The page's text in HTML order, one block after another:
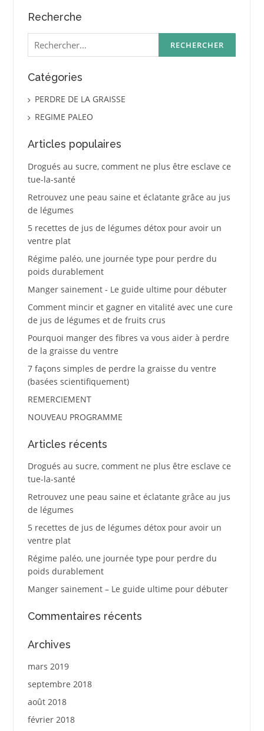
Recherche
Rechercher :
Catégories
PERDRE DE LA GRAISSE
REGIME PALEO
Articles populaires
Drogués au sucre, comment ne plus être esclave ce
tue-la-santé
Retrouvez une peau saine et éclatante grâce au jus
de légumes
5 recettes de jus de légumes détox pour avoir un
ventre plat
Régime paléo, une journée type pour perdre du
poids durablement
Manger sainement - Le guide ultime pour débuter
Comment mincir et gagner en vitalité avec une cure
de jus de légumes et de fruits crus
Pourquoi manger des fibres va vous aider à perdre
de la graisse du ventre
7 façons simples de perdre la graisse du ventre
(basées scientifiquement)
REMERCIEMENT
NOUVEAU PROGRAMME
Articles récents
Drogués au sucre, comment ne plus être esclave ce
tue-la-santé
Retrouvez une peau saine et éclatante grâce au jus
de légumes
5 recettes de jus de légumes détox pour avoir un
ventre plat
Régime paléo, une journée type pour perdre du
poids durablement
Manger sainement – Le guide ultime pour débuter
Commentaires récents
Archives
mars 2019
septembre 2018
août 2018
février 2018